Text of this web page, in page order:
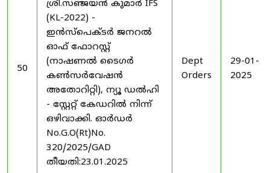
50
ശ്രീ.സഞ്ജയൻ കുമാർ IFS
(KL-2022) -
ഇൻസ്പെക്ടർ ജനറൽ
ഓഫ് ഫോറസ്റ്റ്
(നാഷണൽ ടൈഗർ
കൺസർവേഷൻ
അതോറിറ്റി), ന്യൂ ഡൽഹി
- സ്റ്റേറ്റ് കേഡറിൽ നിന്ന്
ഒഴിവാക്കി. ഓർഡർ
No.G.O(Rt)No.
320/2025/GAD
തീയതി:23.01.2025
Dept
Orders
29-01-
2025